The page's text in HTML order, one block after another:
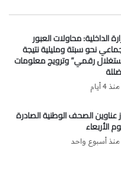
هذه الدراجات، وبعد
مضامين المذكرة
أوضاعهم،
القانونية
على
مشاورات موسعة مع
الداخلية: محاولات العبور
نحو سبتة ومليلية نتيجة
رقمي” وترويج معلومات
منذ 4 أيام
عناوين الصحف الوطنية الصادرة
الأربعاء
منذ أسبوع واحد